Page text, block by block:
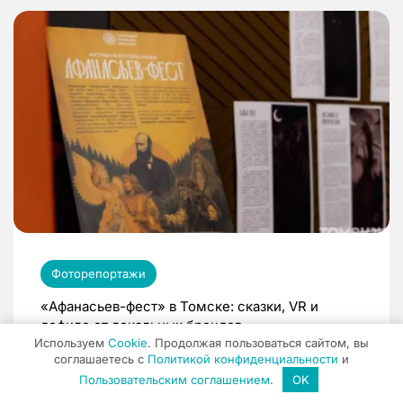
Фоторепортажи
«Афанасьев-фест» в Томске: сказки, VR и
дефиле от локальных брендов
13:43 / 25.07.26
Используем Cookie. Продолжая пользоваться сайтом, вы
соглашаетесь с Политикой конфиденциальности и
Пользовательским соглашением. OK